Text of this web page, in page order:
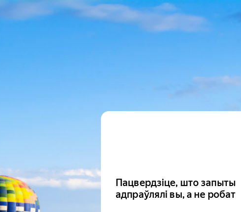
Пацвердзіце, што запыты
адпраўлялі вы, а не робат